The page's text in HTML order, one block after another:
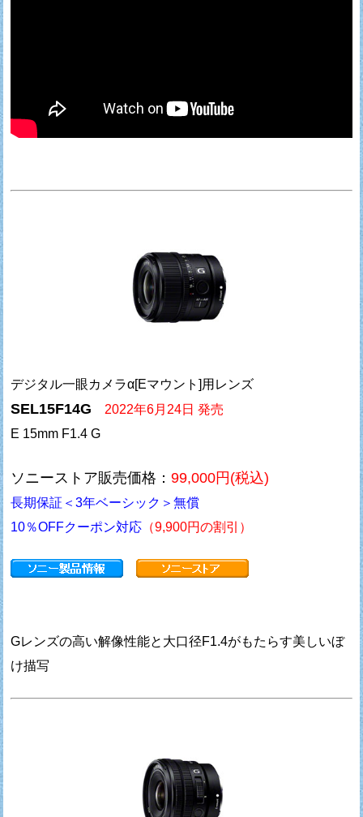
デジタル一眼カメラα[Eマウント]用レンズ
SEL15F14G
2022年6月24日 発売
E 15mm F1.4 G
ソニーストア販売価格：99,000円(税込)
長期保証＜3年ベーシック＞無償
10％OFFクーポン対応 （9,900円の割引）
Gレンズの高い解像性能と大口径F1.4がもたらす美しいぼ
け描写